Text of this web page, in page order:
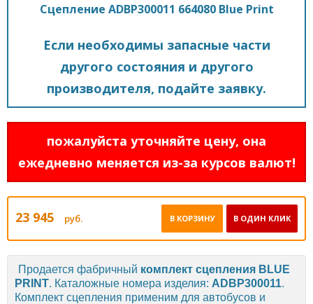
Сцепление ADBP300011 664080 Blue Print
Если необходимы запасные части
другого состояния и другого
производителя, подайте заявку.
пожалуйста уточняйте цену, она
ежедневно меняется из-за курсов валют!
23 945 руб. В ОДИН КЛИК
В КОРЗИНУ
Продается фабричный комплект сцепления BLUE
PRINT. Каталожные номера изделия: ADBP300011.
Комплект сцепления применим для автобусов и